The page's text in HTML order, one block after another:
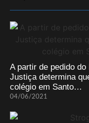
A partir de pedido
Justiça determina
colégio em Santo…
04/06/2021